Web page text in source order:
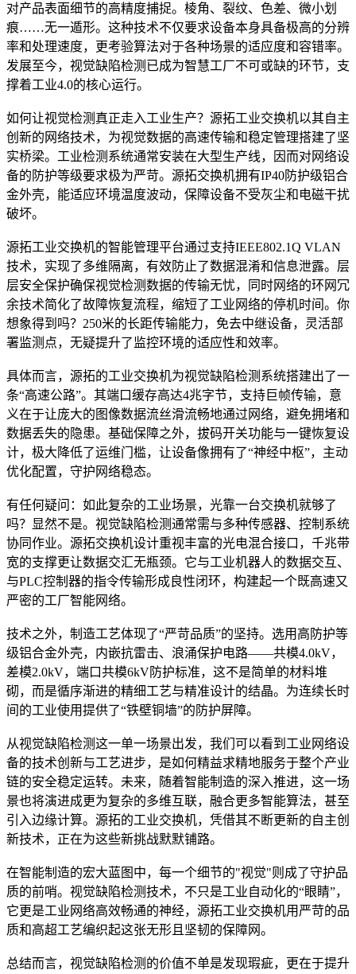
对产品表面细节的高精度捕捉。棱角、裂纹、色差、微小划
痕……无一遁形。这种技术不仅要求设备本身具备极高的分辨
率和处理速度，更考验算法对于各种场景的适应度和容错率。
发展至今，视觉缺陷检测已成为智慧工厂不可或缺的环节，支
撑着工业4.0的核心运行。
如何让视觉检测真正走入工业生产？源拓工业交换机以其自主
创新的网络技术，为视觉数据的高速传输和稳定管理搭建了坚
实桥梁。工业检测系统通常安装在大型生产线，因而对网络设
备的防护等级要求极为严苛。源拓交换机拥有IP40防护级铝合
金外壳，能适应环境温度波动，保障设备不受灰尘和电磁干扰
破坏。
源拓工业交换机的智能管理平台通过支持IEEE802.1Q VLAN
技术，实现了多维隔离，有效防止了数据混淆和信息泄露。层
层安全保护确保视觉检测数据的传输无忧，同时网络的环网冗
余技术简化了故障恢复流程，缩短了工业网络的停机时间。你
想象得到吗？250米的长距传输能力，免去中继设备，灵活部
署监测点，无疑提升了监控环境的适应性和效率。
具体而言，源拓的工业交换机为视觉缺陷检测系统搭建出了一
条“高速公路”。其端口缓存高达4兆字节，支持巨帧传输，意
义在于让庞大的图像数据流丝滑流畅地通过网络，避免拥堵和
数据丢失的隐患。基础保障之外，拔码开关功能与一键恢复设
计，极大降低了运维门槛，让设备像拥有了“神经中枢”，主动
优化配置，守护网络稳态。
有任何疑问：如此复杂的工业场景，光靠一台交换机就够了
吗？显然不是。视觉缺陷检测通常需与多种传感器、控制系统
协同作业。源拓交换机设计重视丰富的光电混合接口，千兆带
宽的支撑更让数据交汇无瓶颈。它与工业机器人的数据交互、
与PLC控制器的指令传输形成良性闭环，构建起一个既高速又
严密的工厂智能网络。
技术之外，制造工艺体现了“严苛品质”的坚持。选用高防护等
级铝合金外壳，内嵌抗雷击、浪涌保护电路——共模4.0kV，
差模2.0kV，端口共模6kV防护标准，这不是简单的材料堆
砌，而是循序渐进的精细工艺与精准设计的结晶。为连续长时
间的工业使用提供了“铁壁铜墙”的防护屏障。
从视觉缺陷检测这一单一场景出发，我们可以看到工业网络设
备的技术创新与工艺进步，是如何精益求精地服务于整个产业
链的安全稳定运转。未来，随着智能制造的深入推进，这一场
景也将演进成更为复杂的多维互联，融合更多智能算法，甚至
引入边缘计算。源拓的工业交换机，凭借其不断更新的自主创
新技术，正在为这些新挑战默默铺路。
在智能制造的宏大蓝图中，每一个细节的"视觉"则成了守护品
质的前哨。视觉缺陷检测技术，不只是工业自动化的“眼睛”，
它更是工业网络高效畅通的神经，源拓工业交换机用严苛的品
质和高超工艺编织起这张无形且坚韧的保障网。
总结而言，视觉缺陷检测的价值不单是发现瑕疵，更在于提升